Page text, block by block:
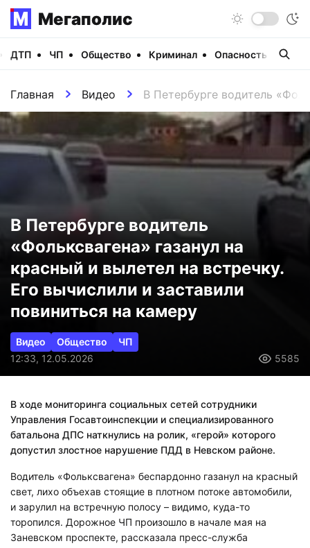
Мегаполис
ДТП ЧП Общество Криминал Опасность
Главная Видео В Петербурге водитель
В Петербурге водитель
«Фольксвагена» газанул на
красный и вылетел на встречку.
Его вычислили и заставили
повиниться на камеру
Видео Общество
ЧП
12:33, 12.05.2026
5585
В ходе мониторинга социальных сетей сотрудники
Управления Госавтоинспекции и специализированного
батальона ДПС наткнулись на ролик, «герой» которого
допустил злостное нарушение ПДД в Невском районе.
Водитель «Фольксвагена» беспардонно газанул на красный
свет, лихо объехав стоящие в плотном потоке автомобили,
и зарулил на встречную полосу – видимо, куда-то
торопился. Дорожное ЧП произошло в начале мая на
Заневском проспекте, рассказала пресс-служба